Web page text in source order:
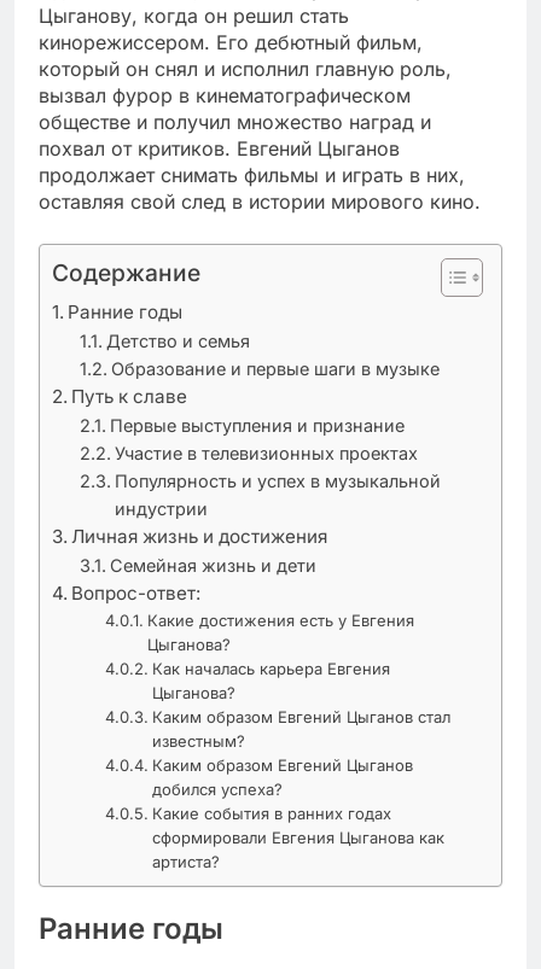
Цыганову, когда он решил стать
кинорежиссером. Его дебютный фильм,
который он снял и исполнил главную роль,
вызвал фурор в кинематографическом
обществе и получил множество наград и
похвал от критиков. Евгений Цыганов
продолжает снимать фильмы и играть в них,
оставляя свой след в истории мирового кино.
Содержание
Ранние годы
Детство и семья
Образование и первые шаги в музыке
Путь к славе
Первые выступления и признание
Участие в телевизионных проектах
Популярность и успех в музыкальной
индустрии
Личная жизнь и достижения
Семейная жизнь и дети
Вопрос-ответ:
Какие достижения есть у Евгения
Цыганова?
Как началась карьера Евгения
Цыганова?
Каким образом Евгений Цыганов стал
известным?
Каким образом Евгений Цыганов
добился успеха?
Какие события в ранних годах
сформировали Евгения Цыганова как
артиста?
Ранние годы